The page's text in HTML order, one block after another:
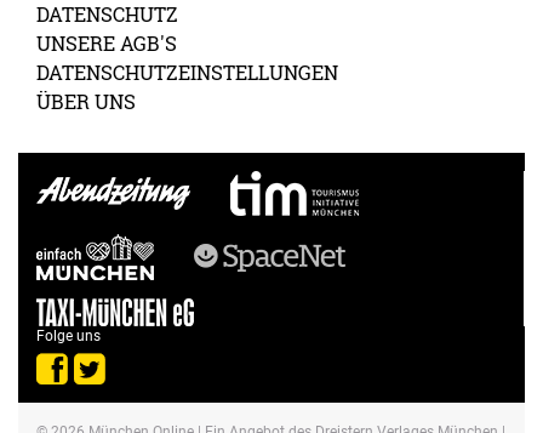
DATENSCHUTZ
UNSERE AGB'S
DATENSCHUTZEINSTELLUNGEN
ÜBER UNS
Folge uns